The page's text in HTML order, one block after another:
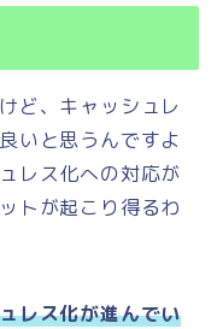
ど、キャッシュレ
いと思うんですよ
レス化への対応が
トが起こり得るわ
レス化が進んでい